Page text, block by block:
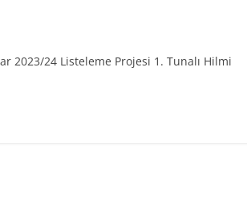
2023/24 Listeleme Projesi 1. Tunalı Hilmi